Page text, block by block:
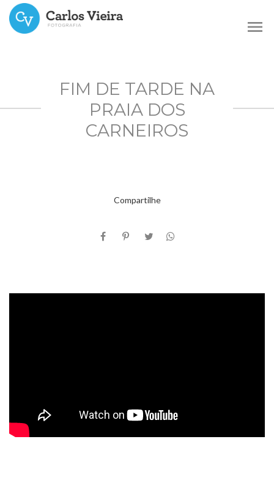
menu
FIM DE TARDE NA
PRAIA DOS
CARNEIROS
Compartilhe